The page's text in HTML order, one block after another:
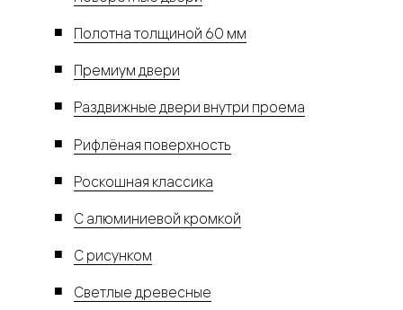
Полотна толщиной 60 мм
Премиум двери
Раздвижные двери внутри проема
Рифлёная поверхность
Роскошная классика
С алюминиевой кромкой
С рисунком
Светлые древесные